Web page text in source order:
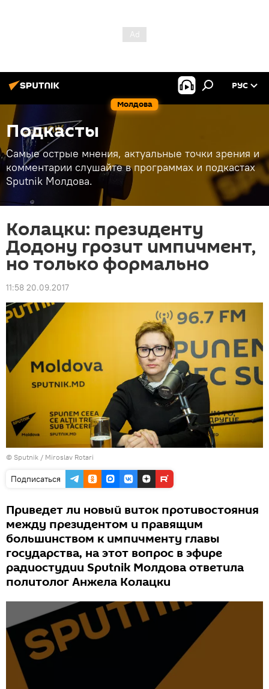
Молдова
РУС
Подкасты
Самые острые мнения, актуальные точки зрения и
комментарии слушайте в программах и подкастах
Sputnik Молдова.
Колацки: президенту
Додону грозит импичмент,
но только формально
11:58 20.09.2017
© Sputnik / Miroslav Rotari
Подписаться
Приведет ли новый виток противостояния
между президентом и правящим
большинством к импичменту главы
государства, на этот вопрос в эфире
радиостудии Sputnik Молдова ответила
политолог Анжела Колацки